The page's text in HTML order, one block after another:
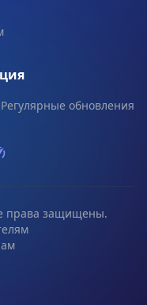
обновления
права защищены.